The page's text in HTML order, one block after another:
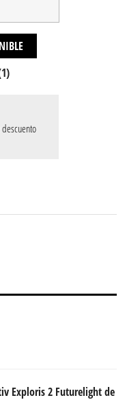
1)
Exploris 2 Futurelight de